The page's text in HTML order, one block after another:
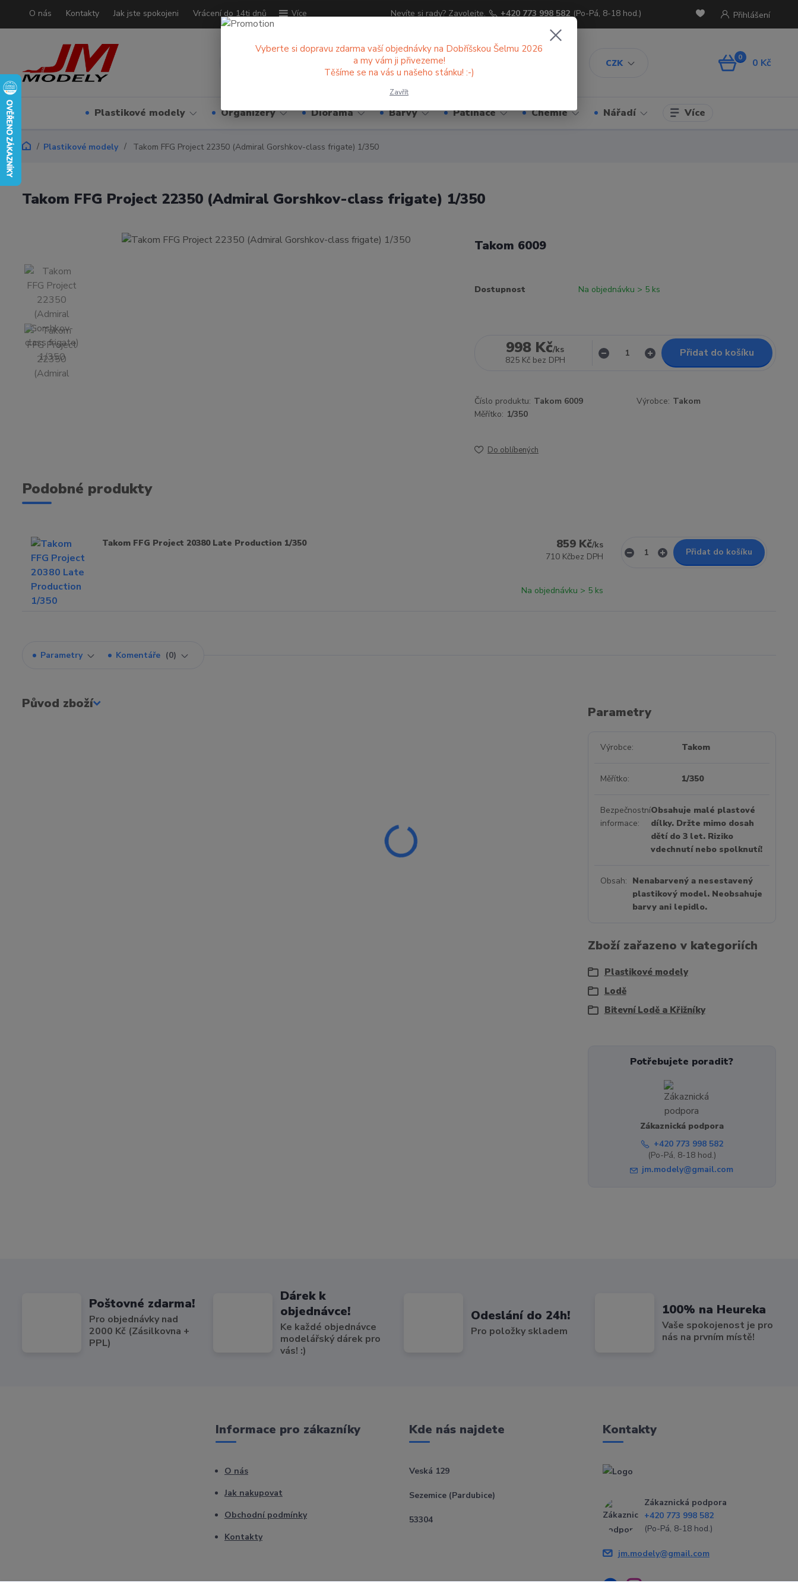
O nás Kontakty Jak jste spokojeni Vrácení do 14ti dnů Více
CZK
Přihlášení
Nevíte si rady? Zavolejte. +420 773 998 582 (Po-Pá, 8-18 hod.)
0 0 Kč
Plastikové modely Organizéry Diorama Barvy Patinace Chemie Nářadí Více
Plastikové modely Takom FFG Project 22350 (Admiral Gorshkov-class frigate) 1/350
Takom FFG Project 22350 (Admiral Gorshkov-class frigate) 1/350
Takom 6009
Dostupnost Na objednávku > 5 ks
998 Kč/ks
825 Kč bez DPH
Přidat do košíku
Číslo produktu: Takom 6009 Výrobce: Takom
Měřítko: 1/350
Do oblíbených
Podobné produkty
Takom FFG Project 20380 Late Production 1/350 859 Kč/ks
710 Kčbez DPH
Na objednávku > 5 ks
Přidat do košíku
Parametry Komentáře 0
Původ zboží
Parametry
Výrobce Takom
Měřítko 1/350
Bezpečnostní
informace
Obsahuje malé plastové
dílky. Držte mimo dosah
dětí do 3 let. Riziko
vdechnutí nebo spolknutí!
Obsah
Nenabarvený a nesestavený
plastikový model. Neobsahuje
barvy ani lepidlo.
Zboží zařazeno v kategoriích
Plastikové modely
Lodě
Bitevní Lodě a Křižníky
Potřebujete poradit?
Zákaznická podpora
+420 773 998 582
(Po-Pá, 8-18 hod.)
jm.modely@gmail.com
Poštovné zdarma!
Pro objednávky nad
2000 Kč (Zásilkovna +
PPL)
Dárek k
objednávce!
Ke každé objednávce
modelářský dárek pro
vás! :)
Odeslání do 24h!
Pro položky skladem
100% na Heureka
Vaše spokojenost je pro
nás na prvním místě!
Informace pro zákazníky
O nás
Jak nakupovat
Obchodní podmínky
Kontakty
Kde nás najdete
Veská 129
Sezemice (Pardubice)
53304
Kontakty
Zákaznická podpora
+420 773 998 582
(Po-Pá, 8-18 hod.)
jm.modely@gmail.com
Vyberte si dopravu zdarma vaší objednávky na Dobříšskou Šelmu 2026
a my vám ji přivezeme!
Těšíme se na vás u našeho stánku! :-)
Zavřít